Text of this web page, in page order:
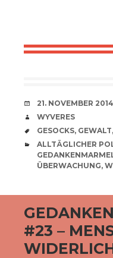
VERABREDUNG
21. NOVEMBER 2014
VERFASSER
WYVERES
SCHLAGWÖRTER
GESOCKS, GEWALT,
CATEGORIES
ALLTÄGLICHER
ÜBERWACHUNG,
#23 –